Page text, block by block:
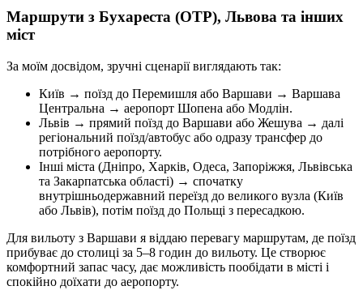
Маршрути з Бухареста (OTP), Львова та інших
міст
За моїм досвідом, зручні сценарії виглядають так:
Київ → поїзд до Перемишля або Варшави → Варшава
Центральна → аеропорт Шопена або Модлін.
Львів → прямий поїзд до Варшави або Жешува → далі
регіональний поїзд/автобус або одразу трансфер до
потрібного аеропорту.
Інші міста (Дніпро, Харків, Одеса, Запоріжжя, Львівська
та Закарпатська області) → спочатку
внутрішньодержавний переїзд до великого вузла (Київ
або Львів), потім поїзд до Польщі з пересадкою.
Для вильоту з Варшави я віддаю перевагу маршрутам, де поїзд
прибуває до столиці за 5–8 годин до вильоту. Це створює
комфортний запас часу, дає можливість пообідати в місті і
спокійно доїхати до аеропорту.